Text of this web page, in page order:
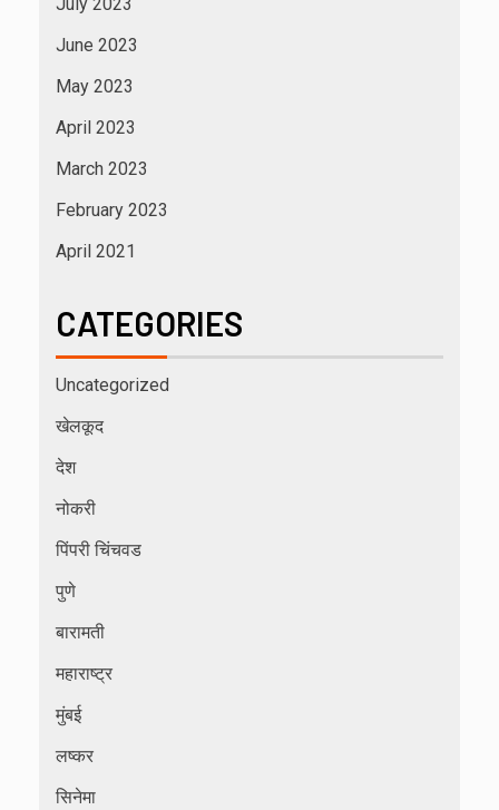
July 2023
June 2023
May 2023
April 2023
March 2023
February 2023
April 2021
CATEGORIES
Uncategorized
खेलकूद
देश
नोकरी
पिंपरी चिंचवड
पुणे
बारामती
महाराष्ट्र
मुंबई
लष्कर
सिनेमा